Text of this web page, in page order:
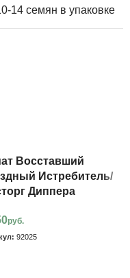
14 семян в упаковке
Восставший
Истребитель/
Диппера
руб.
92025